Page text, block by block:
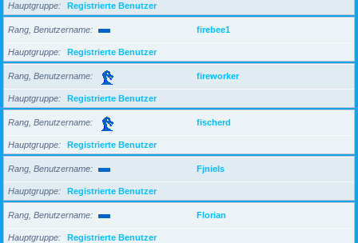
Hauptgruppe Registrierte Benutzer
Rang, Benutzername firebee1
Hauptgruppe Registrierte Benutzer
Rang, Benutzername fireworker
Hauptgruppe Registrierte Benutzer
Rang, Benutzername fischerd
Hauptgruppe Registrierte Benutzer
Rang, Benutzername Fjniels
Hauptgruppe Registrierte Benutzer
Rang, Benutzername Florian
Hauptgruppe Registrierte Benutzer